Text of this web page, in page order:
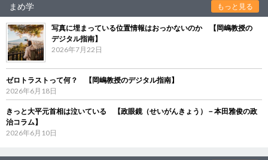
まめ学 もっと見る
写真に埋まっている位置情報はおっかないのか 【岡嶋教授の
デジタル指南】
2026年7月22日
ゼロトラストって何？ 【岡嶋教授のデジタル指南】
2026年6月18日
きっと大平元首相は泣いている 【政眼鏡（せいがんきょう）－本田雅俊の政
治コラム】
2026年6月10日